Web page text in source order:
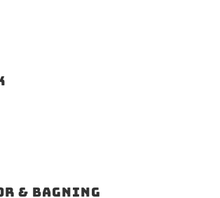
& bagning